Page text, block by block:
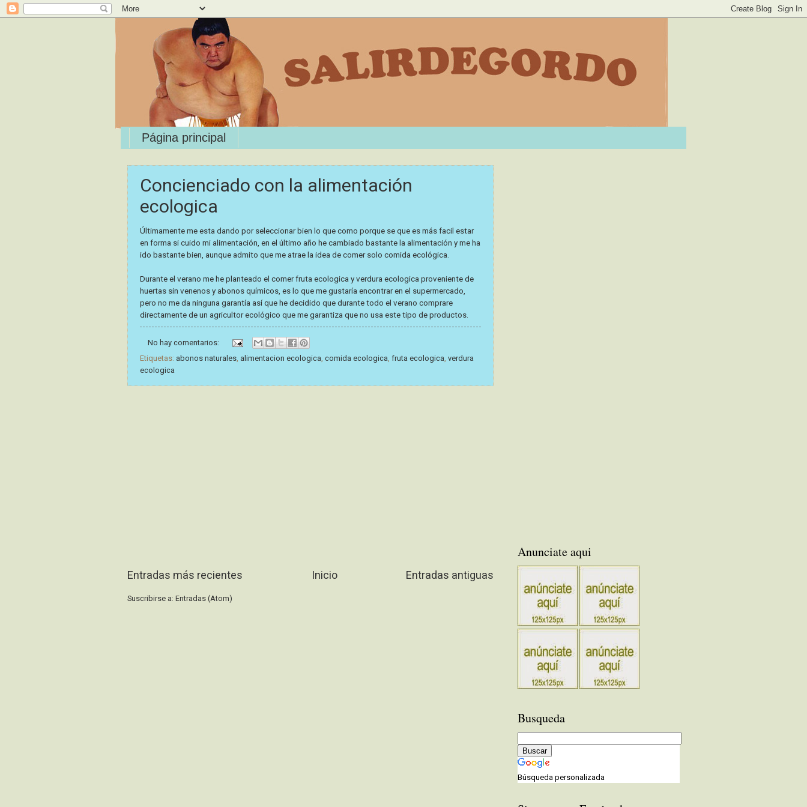
Página principal
Concienciado con la alimentación
ecologica
Últimamente me esta dando por seleccionar bien lo que como porque se que es más facil estar
en forma si cuido mi alimentación, en el último año he cambiado bastante la alimentación y me ha
ido bastante bien, aunque admito que me atrae la idea de comer solo comida ecológica
Durante el verano me he planteado el comerfruta ecologica yverdura ecologica proveniente de
huertas sin venenos y abonos químicos, es lo que me gustaría encontrar en el supermercado,
pero no me da ninguna garantía así que he decidido que durante todo el verano comprare
directamente de un agricultor ecológico que me garantiza que no usa este tipo de productos.
No hay comentarios:
Etiquetas: abonos naturales, alimentacion ecologica, comida ecologica, fruta ecologica, verdura
ecologica
Entradas más recientes Entradas antiguas
Inicio
Suscribirse a: Entradas (Atom)
Anunciate aqui
Busqueda
Búsqueda personalizada